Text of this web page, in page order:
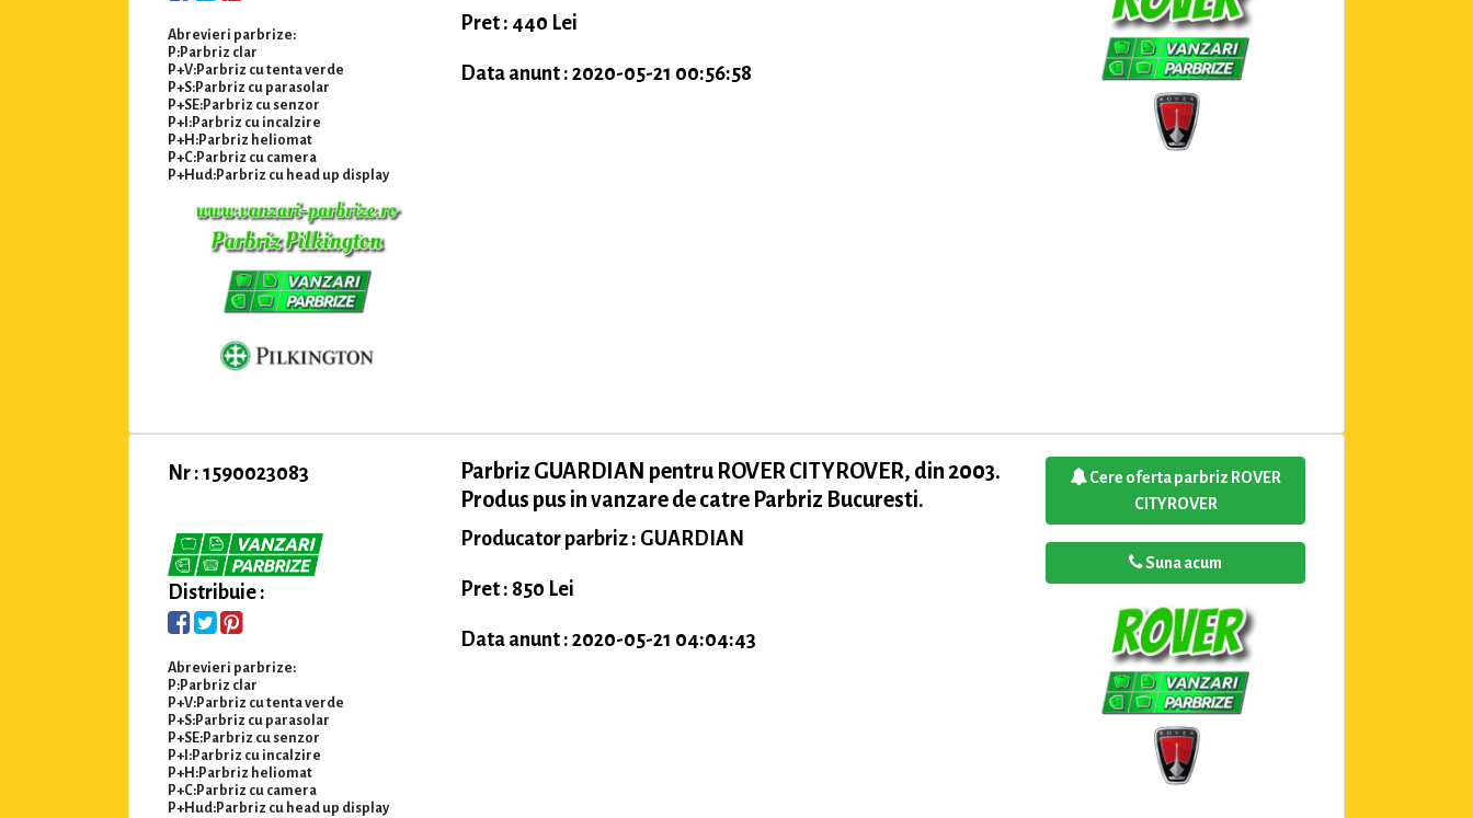
Abrevieri parbrize:
P:Parbriz clar
P+V:Parbriz cu tenta verde
P+S:Parbriz cu parasolar
P+SE:Parbriz cu senzor
P+I:Parbriz cu incalzire
P+H:Parbriz heliomat
P+C:Parbriz cu camera
P+Hud:Parbriz cu head up display
Pret : 440 Lei
Data anunt : 2020-05-21 00:56:58
Nr : 1590023083
Distribuie :
Abrevieri parbrize:
P:Parbriz clar
P+V:Parbriz cu tenta verde
P+S:Parbriz cu parasolar
P+SE:Parbriz cu senzor
P+I:Parbriz cu incalzire
P+H:Parbriz heliomat
P+C:Parbriz cu camera
P+Hud:Parbriz cu head up display
Parbriz GUARDIAN pentru ROVER CITYROVER, din 2003.
Produs pus in vanzare de catre Parbriz Bucuresti.
Producator parbriz : GUARDIAN
Pret : 850 Lei
Data anunt : 2020-05-21 04:04:43
Cere oferta parbriz ROVER
CITYROVER
Suna acum